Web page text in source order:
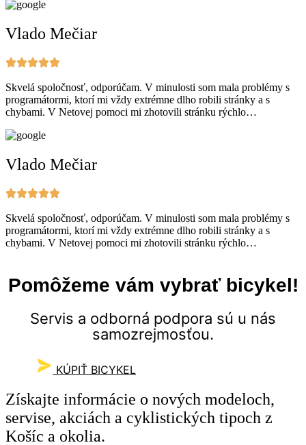
Vlado Mečiar
Skvelá spoločnosť, odporúčam. V minulosti som mala problémy s
programátormi, ktorí mi vždy extrémne dlho robili stránky a s
chybami. V Netovej pomoci mi zhotovili stránku rýchlo…
Vlado Mečiar
Skvelá spoločnosť, odporúčam. V minulosti som mala problémy s
programátormi, ktorí mi vždy extrémne dlho robili stránky a s
chybami. V Netovej pomoci mi zhotovili stránku rýchlo…
Pomôžeme vám vybrať bicykel!
Servis a odborná podpora sú u nás
samozrejmosťou.
KÚPIŤ BICYKEL
Získajte informácie o nových modeloch,
servise, akciách a cyklistických tipoch z
Košíc a okolia.